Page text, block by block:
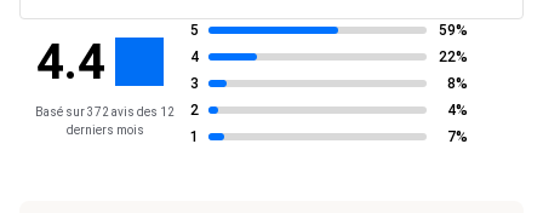
4.4
Basé sur 372 avis des 12
derniers mois
5
59%
4
22%
3
8%
2
4%
1
7%